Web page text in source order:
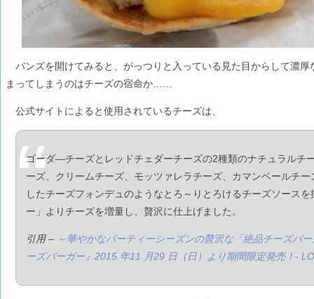
バンズを開けてみると、がっつりと入っている見た目からして濃
まってしまうのはチーズの宿命か……
公式サイトによると使用されているチーズは、
ゴーダ―チーズとレッドチェダーチーズの2種類のナチュラルチ
ーズ、クリームチーズ、モッツァレラチーズ、カマンベールチ
したチーズフォンデュのようなとろ～りとろけるチーズソース
ー」よりチーズを増量し、贅沢に仕上げました。
引用 – ～華やかなパーティーシーズンの贅沢な「絶品チーズバ
ーズバーガー』2015 年11 月29 日（日）より期間限定発売！-